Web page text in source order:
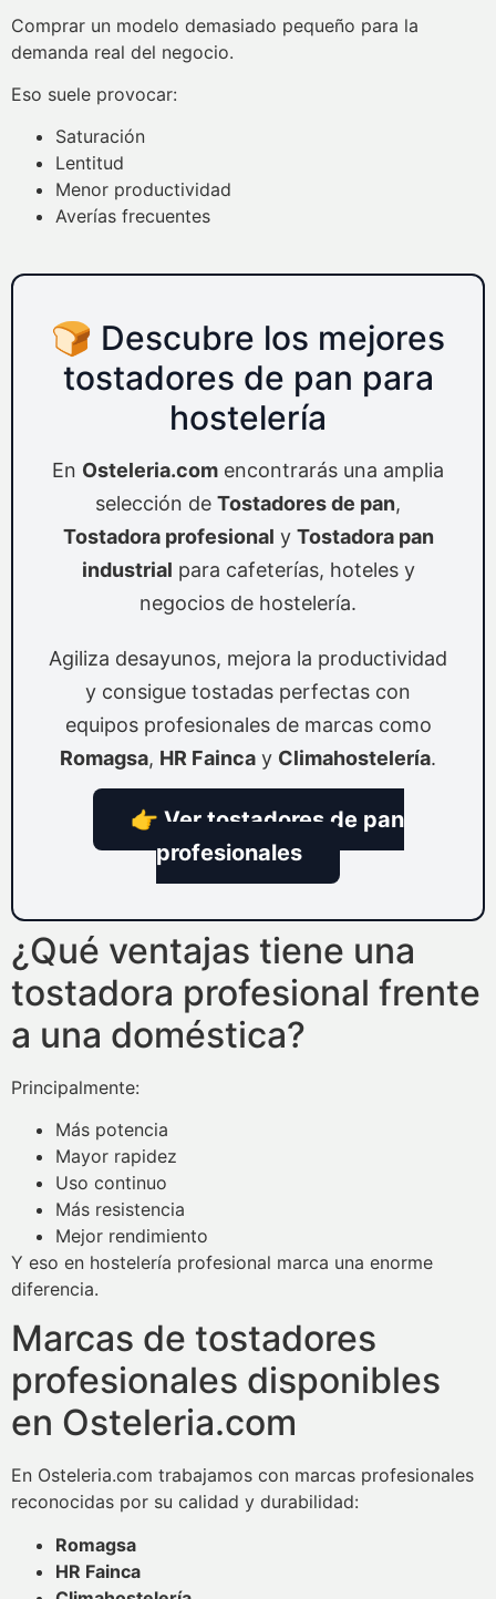
Comprar un modelo demasiado pequeño para la
demanda real del negocio.
Eso suele provocar:
Saturación
Lentitud
Menor productividad
Averías frecuentes
🍞 Descubre los mejores
tostadores de pan para
hostelería
En Osteleria.com encontrarás una amplia
selección de Tostadores de pan,
Tostadora profesional y Tostadora pan
industrial para cafeterías, hoteles y
negocios de hostelería.
Agiliza desayunos, mejora la productividad
y consigue tostadas perfectas con
equipos profesionales de marcas como
Romagsa, HR Fainca y Climahostelería.
👉 Ver tostadores de pan
profesionales
¿Qué ventajas tiene una
tostadora profesional frente
a una doméstica?
Principalmente:
Más potencia
Mayor rapidez
Uso continuo
Más resistencia
Mejor rendimiento
Y eso en hostelería profesional marca una enorme
diferencia.
Marcas de tostadores
profesionales disponibles
en Osteleria.com
En Osteleria.com trabajamos con marcas profesionales
reconocidas por su calidad y durabilidad:
Romagsa
HR Fainca